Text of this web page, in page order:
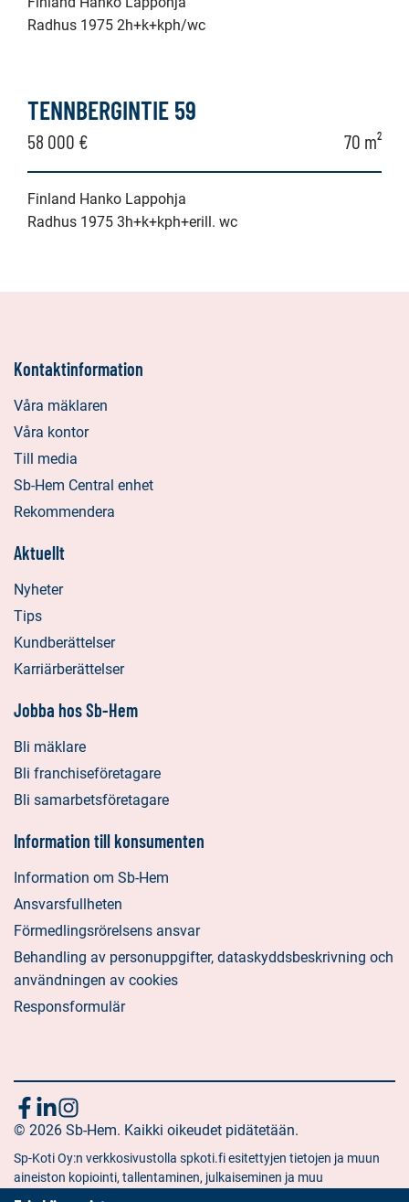
Radhus 1975 2h+k+kph/wc
TENNBERGINTIE 59
58 000 € 70 m²
Finland Hanko Lappohja
Radhus 1975 3h+k+kph+erill. wc
Kontaktinformation
Våra mäklaren
Våra kontor
Till media
Sb-Hem Central enhet
Rekommendera
Aktuellt
Nyheter
Tips
Kundberättelser
Karriärberättelser
Jobba hos Sb-Hem
Bli mäklare
Bli franchiseföretagare
Bli samarbetsföretagare
Information till konsumenten
Information om Sb-Hem
Ansvarsfullheten
Förmedlingsrörelsens ansvar
Behandling av personuppgifter, dataskyddsbeskrivning och
användningen av cookies
Responsformulär
Följ
oss
Sociala
media:
facebook
Sociala
media:
linkedin
Sociala
media:
instagram
© 2026 Sb-Hem. Kaikki oikeudet pidätetään.
Sp-Koti Oy:n verkkosivustolla spkoti.fi esitettyjen tietojen ja muun
aineiston kopiointi, tallentaminen, julkaiseminen ja muu